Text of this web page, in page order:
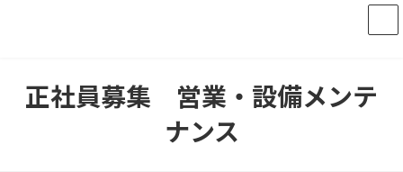
正社員募集 営業・設備メンテ
ナンス